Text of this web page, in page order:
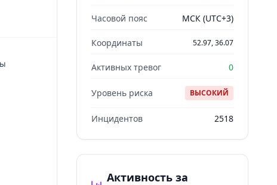
Часовой пояс МСК (UTC+3)
Координаты 52.97, 36.07
Активных тревог 0
Уровень риска ВЫСОКИЙ
Инцидентов 2518
Активность за